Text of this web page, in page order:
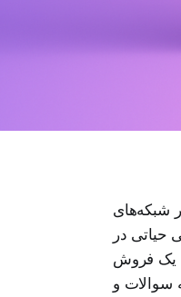
شبکه‌های
حیاتی در
یک فروش
سوالات و